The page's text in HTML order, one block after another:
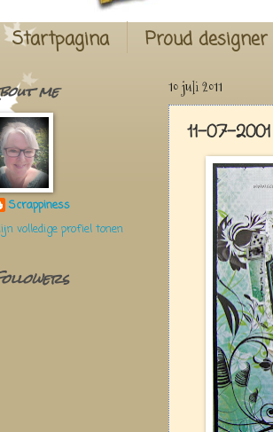
Startpagina Proud
10 juli 2011
11-07-
me
Scrappiness
volledige profiel tonen